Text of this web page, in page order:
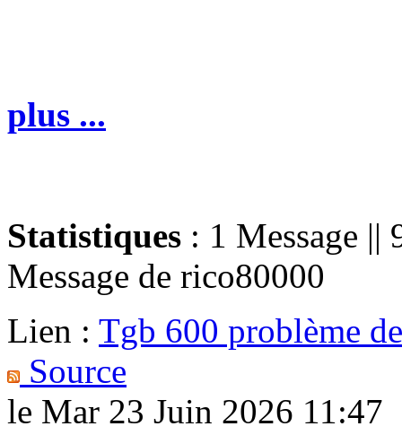
plus ...
Statistiques : 1 Message ||
Message de rico80000
Lien : Tgb 600 problème
Source
le Mar 23 Juin 2026 11:47